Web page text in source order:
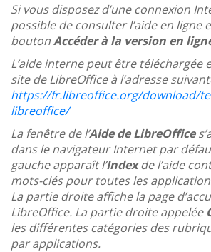
Si vous disposez d’une connexion
possible de consulter l’aide en ligne
boutonAccéder à la version en
L’aide interne peut être téléchargée
site de LibreOffice à l’adresse
https://fr.libreoffice.org/download/
libreoffice/
La fenêtre de l’Aide de LibreOffice
dans le navigateur Internet par
gauche apparaît l’Indexde l’aide
mots-clés pour toutes les
La partie droite affiche la page
LibreOffice. La partie droite appelée
les différentes catégories des
par applications.